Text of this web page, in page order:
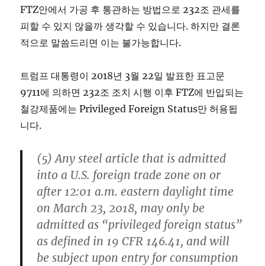
FTZ안에서 가공 후 통관하는 방법으로 232조 관세를
피할 수 있지 않을까 생각할 수 있습니다. 하지만 결론
적으로 말씀드리면 이는 불가능합니다.
트럼프 대통령이 2018년 3월 22일 발표한 표고문
9711에 의하면 232조 조치 시행 이후 FTZ에 반입되는
철강제품에는 Privileged Foreign Status만 허용됩
니다.
(5) Any steel article that is admitted
into a U.S. foreign trade zone on or
after 12:01 a.m. eastern daylight time
on March 23, 2018, may only be
admitted as “privileged foreign status”
as defined in 19 CFR 146.41, and will
be subject upon entry for consumption